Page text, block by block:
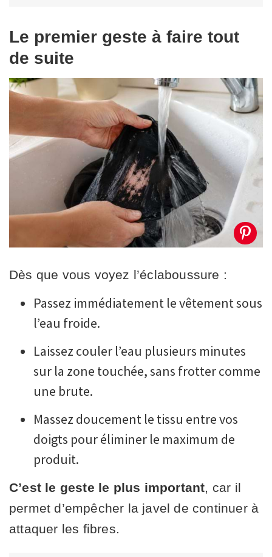
Le premier geste à faire tout
de suite
Dès que vous voyez l’éclaboussure :
Passez immédiatement le vêtement sous
l’eau froide.
Laissez couler l’eau plusieurs minutes
sur la zone touchée, sans frotter comme
une brute.
Massez doucement le tissu entre vos
doigts pour éliminer le maximum de
produit.
C’est le geste le plus important, car il
permet d’empêcher la javel de continuer à
attaquer les fibres.